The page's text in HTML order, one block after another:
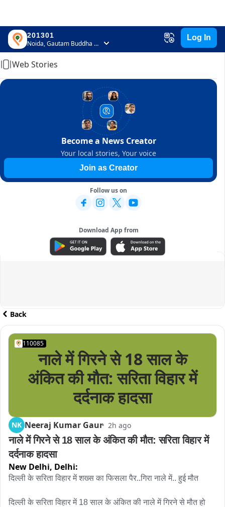
201301
Noida, Gautam Buddha Nagar, Uttar Pradesh
Log In
Home
Web Stories
Become a News Creator
Your local stories, Your voice
Join as Creator
Follow us on
Download App from
ADVERTISEMENT
Back
110085
नाले में गिरने से 18 साल के
अंकित की मौत: सरिता विहार में
दर्दनाक हादसा
NK Neeraj Kumar Gaur 2h ago
नाले में गिरने से 18 साल के अंकित की मौत: सरिता विहार में
दर्दनाक हादसा
New Delhi, Delhi:
दिल्ली के सरिता विहार में शख्स का फिसला पैर..गिरा नाले में.. हुई मौत
दिल्ली के सरिता विहार में 18 साल के अंकित की नाले में गिरने से मौत हो